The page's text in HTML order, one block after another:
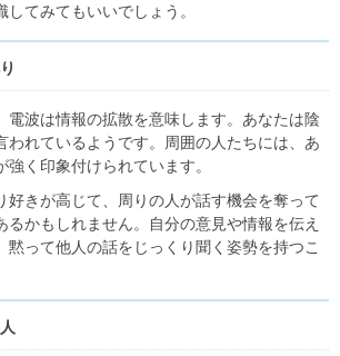
てみてもいいでしょう。
電波は情報の拡散を意味します。あなたは陰
われているようです。周囲の人たちには、あ
く印象付けられています。
好きが高じて、周りの人が話す機会を奪って
るかもしれません。自分の意見や情報を伝え
黙って他人の話をじっくり聞く姿勢を持つこ